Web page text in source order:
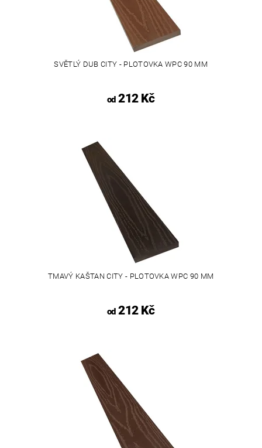
SVĚTLÝ DUB CITY - PLOTOVKA WPC 90 MM
od212 Kč
TMAVÝ KAŠTAN CITY - PLOTOVKA WPC 90 MM
od212 Kč